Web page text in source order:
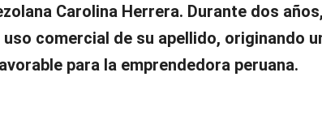
Carolina Herrera. Durante dos
comercial de su apellido, originando
para la emprendedora peruana.